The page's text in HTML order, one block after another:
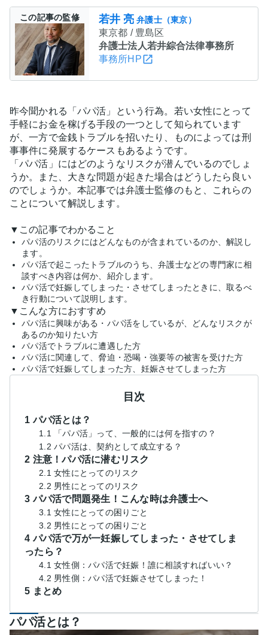
この記事の監修 若井 亮 弁護士（東京）
東京都 / 豊島区
弁護士法人若井綜合法律事務所
事務所HP
昨今聞かれる「パパ活」という行為。若い女性にとって
手軽にお金を稼げる手段の一つとして知られています
が、一方で金銭トラブルを招いたり、ものによっては刑
事事件に発展するケースもあるようです。
「パパ活」にはどのようなリスクが潜んでいるのでしょ
うか。また、大きな問題が起きた場合はどうしたら良い
のでしょうか。本記事では弁護士監修のもと、これらの
ことについて解説します。
▼この記事でわかること
パパ活のリスクにはどんなものが含まれているのか、解説し
ます。
パパ活で起こったトラブルのうち、弁護士などの専門家に相
談すべき内容は何か、紹介します。
パパ活で妊娠してしまった・させてしまったときに、取るべ
き行動について説明します。
▼こんな方におすすめ
パパ活に興味がある・パパ活をしているが、どんなリスクが
あるのか知りたい方
パパ活でトラブルに遭遇した方
パパ活に関連して、脅迫・恐喝・強要等の被害を受けた方
パパ活で妊娠してしまった方、妊娠させてしまった方
目次
1 パパ活とは？
1.1 「パパ活」って、一般的には何を指すの？
1.2 パパ活は、契約として成立する？
2 注意！パパ活に潜むリスク
2.1 女性にとってのリスク
2.2 男性にとってのリスク
3 パパ活で問題発生！こんな時は弁護士へ
3.1 女性にとっての困りごと
3.2 男性にとっての困りごと
4 パパ活で万が一妊娠してしまった・させてしま
ったら？
4.1 女性側：パパ活で妊娠！誰に相談すればいい？
4.2 男性側：パパ活で妊娠させてしまった！
5 まとめ
パパ活とは？